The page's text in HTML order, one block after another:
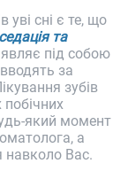
уві сні є те, що
седація та
під собою
за
зубів
який момент
а
навколо Вас.